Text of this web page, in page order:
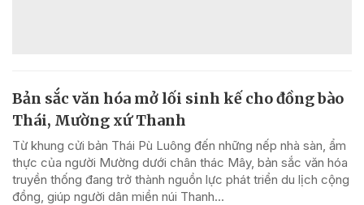
Bản sắc văn hóa mở lối sinh kế cho đồng bào
Thái, Mường xứ Thanh
Từ khung cửi bản Thái Pù Luông đến những nếp nhà sàn, ẩm
thực của người Mường dưới chân thác Mây, bản sắc văn hóa
truyền thống đang trở thành nguồn lực phát triển du lịch cộng
đồng, giúp người dân miền núi Thanh...